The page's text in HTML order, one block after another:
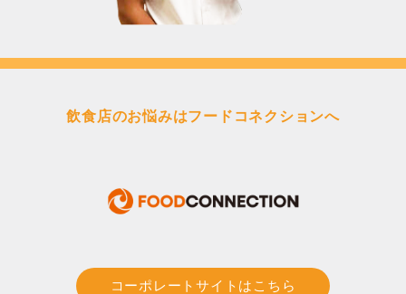
飲食店のお悩みはフードコネクションへ
コーポレートサイトはこちら